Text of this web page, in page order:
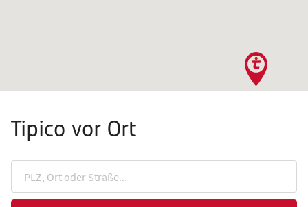
Tipico vor Ort